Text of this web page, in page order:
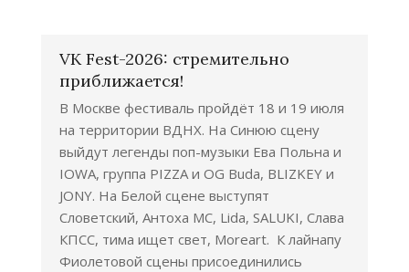
VK Fest-2026: стремительно
приближается!
В Москве фестиваль пройдёт 18 и 19 июля
на территории ВДНХ. На Синюю сцену
выйдут легенды поп-музыки Ева Польна и
IOWA, группа PIZZA и OG Buda, BLIZKEY и
JONY. На Белой сцене выступят
Словетский, Антоха МС, Lida, SALUKI, Слава
КПСС, тима ищет свет, Moreart. К лайнапу
Фиолетовой сцены присоединились